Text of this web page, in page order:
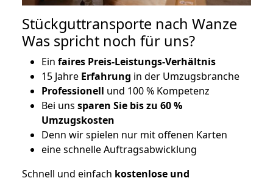
Stückguttransporte nach Wanze
Was spricht noch für uns?
Ein faires Preis-Leistungs-Verhältnis
15 Jahre Erfahrung in der Umzugsbranche
Professionell und 100 % Kompetenz
Bei uns sparen Sie bis zu 60 %
Umzugskosten
Denn wir spielen nur mit offenen Karten
eine schnelle Auftragsabwicklung
Schnell und einfach kostenlose und